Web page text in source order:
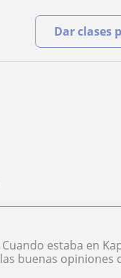
Dar clases
estaba en
buenas opiniones